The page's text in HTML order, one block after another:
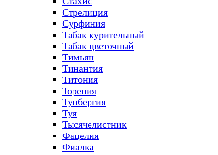
Стрелиция
Сурфиния
Табак курительный
Табак цветочный
Тимьян
Тинантия
Титония
Торения
Тунбергия
Туя
Тысячелистник
Фацелия
Фиалка